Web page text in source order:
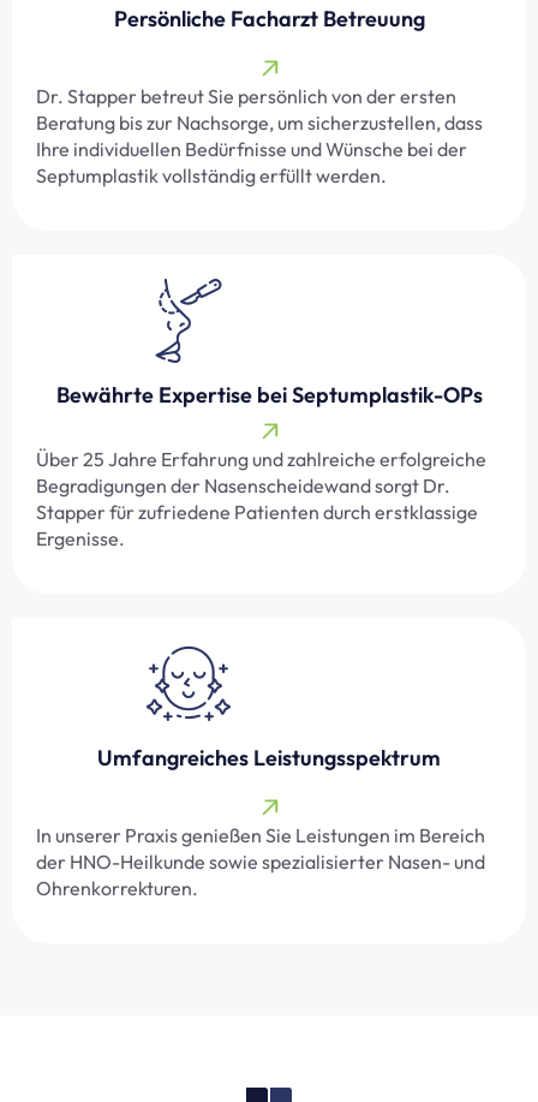
Persönliche Facharzt Betreuung
Dr. Stapper betreut Sie persönlich von der ersten
Beratung bis zur Nachsorge, um sicherzustellen, dass
Ihre individuellen Bedürfnisse und Wünsche bei der
Septumplastik vollständig erfüllt werden.
Bewährte Expertise bei Septumplastik-OPs
Über 25 Jahre Erfahrung und zahlreiche erfolgreiche
Begradigungen der Nasenscheidewand sorgt Dr.
Stapper für zufriedene Patienten durch erstklassige
Ergenisse.
Umfangreiches Leistungsspektrum
In unserer Praxis genießen Sie Leistungen im Bereich
der HNO-Heilkunde sowie spezialisierter Nasen- und
Ohrenkorrekturen.